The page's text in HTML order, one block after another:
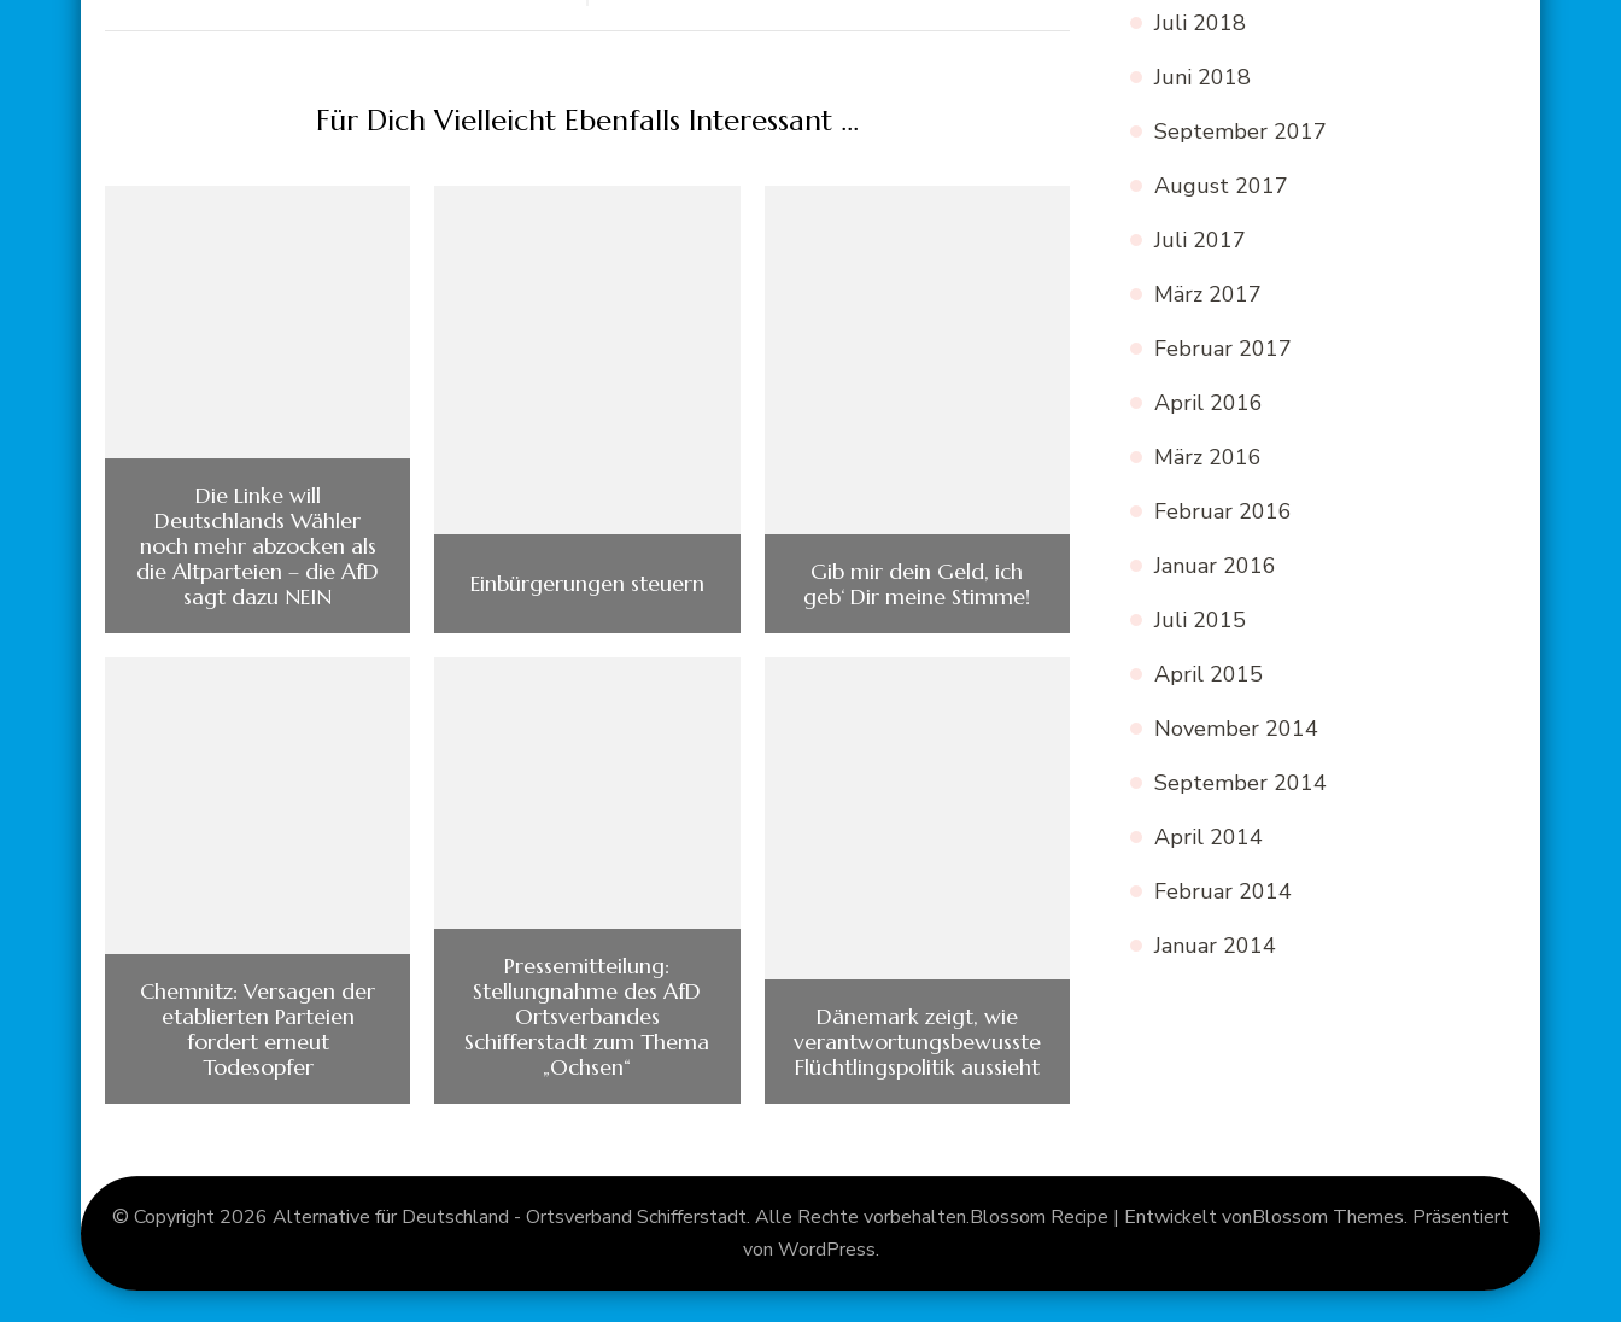
Für Dich Vielleicht Ebenfalls Interessant …
Die Linke will
Deutschlands Wähler
noch mehr abzocken als
die Altparteien – die AfD
sagt dazu NEIN
Einbürgerungen steuern
Gib mir dein Geld, ich
geb‘ Dir meine Stimme!
Chemnitz: Versagen der
etablierten Parteien
fordert erneut
Todesopfer
Pressemitteilung:
Stellungnahme des AfD
Ortsverbandes
Schifferstadt zum Thema
„Ochsen“
Dänemark zeigt, wie
verantwortungsbewusste
Flüchtlingspolitik aussieht
Juli 2018
Juni 2018
September 2017
August 2017
Juli 2017
März 2017
Februar 2017
April 2016
März 2016
Februar 2016
Januar 2016
Juli 2015
April 2015
November 2014
September 2014
April 2014
Februar 2014
Januar 2014
© Copyright 2026 Alternative für Deutschland - Ortsverband Schifferstadt. Alle Rechte vorbehalten.Blossom Recipe | Entwickelt vonBlossom Themes. Präsentiert
von WordPress.